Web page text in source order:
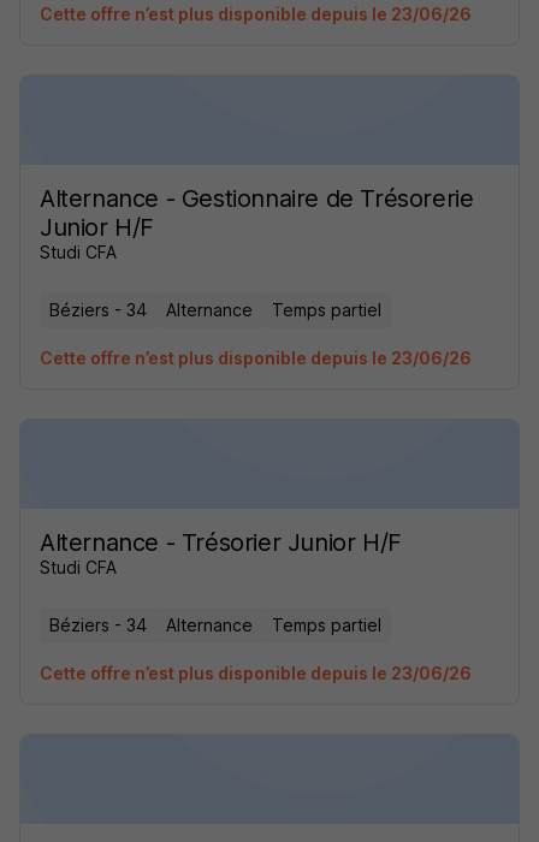
Cette offre n’est plus disponible depuis le 23/06/26
Alternance - Gestionnaire de Trésorerie
Junior H/F
Studi CFA
Béziers - 34 Alternance Temps partiel
Cette offre n’est plus disponible depuis le 23/06/26
Alternance - Trésorier Junior H/F
Studi CFA
Béziers - 34 Alternance Temps partiel
Cette offre n’est plus disponible depuis le 23/06/26